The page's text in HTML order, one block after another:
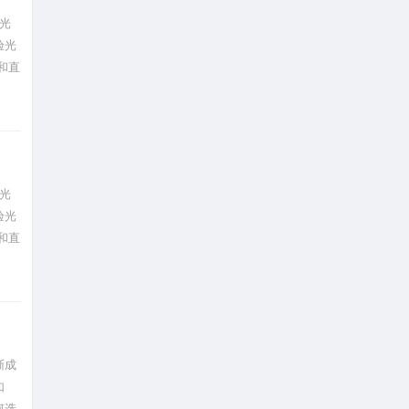
光
直
光
直
成